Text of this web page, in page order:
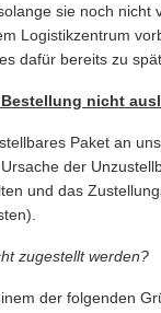
sie noch
Logistikzentrum
dafür bereits zu
nicht
Paket an
der
und das
zugestellt werden?
der folgenden